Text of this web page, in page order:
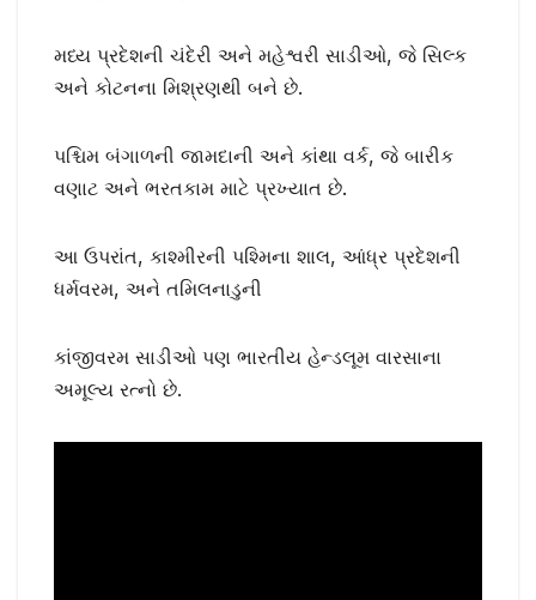
મધ્ય પ્રદેશની ચંદેરી અને મહેશ્વરી સાડીઓ, જે સિલ્ક
અને કોટનના મિશ્રણથી બને છે.
પશ્ચિમ બંગાળની જામદાની અને કાંથા વર્ક, જે બારીક
વણાટ અને ભરતકામ માટે પ્રખ્યાત છે.
આ ઉપરાંત, કાશ્મીરની પશ્મિના શાલ, આંધ્ર પ્રદેશની
ધર્મવરમ, અને તમિલનાડુની
કાંજીવરમ સાડીઓ પણ ભારતીય હેન્ડલૂમ વારસાના
અમૂલ્ય રત્નો છે.